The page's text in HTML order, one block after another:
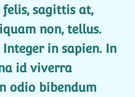
sagittis at,
non, tellus.
in sapien. In
id viverra
odio bibendum